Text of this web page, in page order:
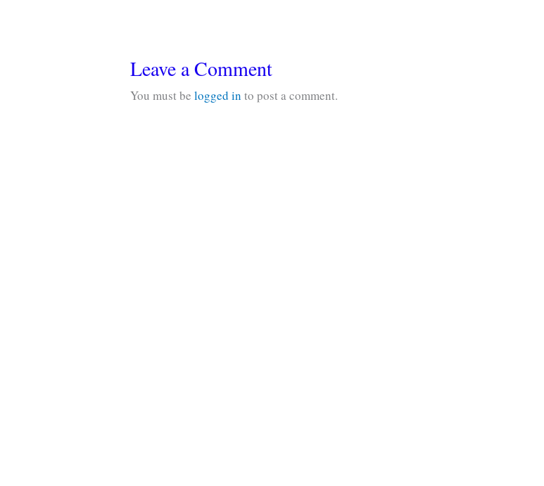
Leave a Comment
You must belogged in to post a comment.